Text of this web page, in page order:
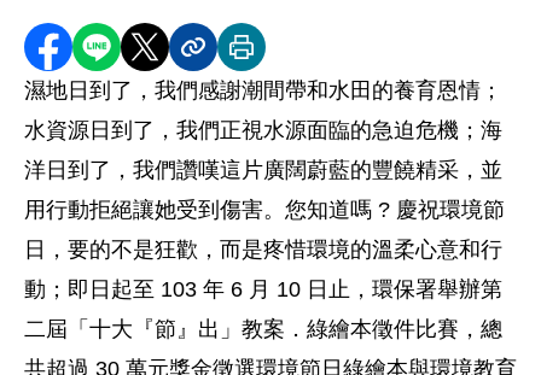
分享至 Facebook
分享到 LINE
分享到 X分享內容連結
列印本頁
濕地日到了，我們感謝潮間帶和水田的養育恩情；
水資源日到了，我們正視水源面臨的急迫危機；海
洋日到了，我們讚嘆這片廣闊蔚藍的豐饒精采，並
用行動拒絕讓她受到傷害。您知道嗎 ? 慶祝環境節
日，要的不是狂歡，而是疼惜環境的溫柔心意和行
動；即日起至 103 年 6 月 10 日止，環保署舉辦第
二屆「十大『節』出」教案．綠繪本徵件比賽，總
共超過 30 萬元獎金徵選環境節日綠繪本與環境教育